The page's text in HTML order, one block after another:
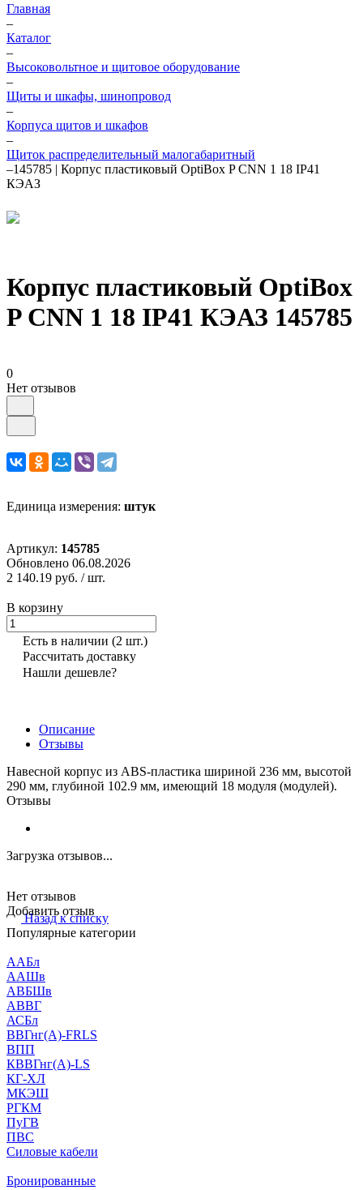
Главная
–
Каталог
–
Высоковольтное и щитовое оборудование
–
Щиты и шкафы, шинопровод
–
Корпуса щитов и шкафов
–
Щиток распределительный малогабаритный
–145785 | Корпус пластиковый OptiBox P CNN 1 18 IP41
КЭАЗ
Корпус пластиковый OptiBox
P CNN 1 18 IP41 КЭАЗ 145785
0
Нет отзывов
Единица измерения: штук
Артикул: 145785
Обновлено 06.08.2026
2 140.19 руб. / шт.
В корзину
Есть в наличии (2 шт.)
Рассчитать доставку
Нашли дешевле?
Описание
Отзывы
Навесной корпус из ABS-пластика шириной 236 мм, высотой
290 мм, глубиной 102.9 мм, имеющий 18 модуля (модулей).
Отзывы
Загрузка отзывов...
Нет отзывов
Добавить отзыв
Назад к списку
Популярные категории
ААБл
ААШв
АВБШв
АВВГ
АСБл
ВВГнг(А)-FRLS
ВПП
КВВГнг(А)-LS
КГ-ХЛ
МКЭШ
РГКМ
ПуГВ
ПВС
Силовые кабели
Бронированные